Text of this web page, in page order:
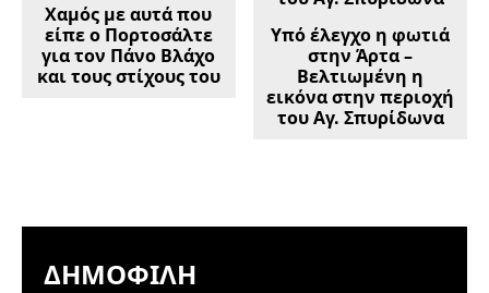
Χαμός με αυτά που
είπε ο Πορτοσάλτε
για τον Πάνο Βλάχο
και τους στίχους του
Υπό έλεγχο η φωτιά
στην Άρτα –
Βελτιωμένη η
εικόνα στην περιοχή
του Αγ. Σπυρίδωνα
ΔΗΜΟΦΙΛΉ